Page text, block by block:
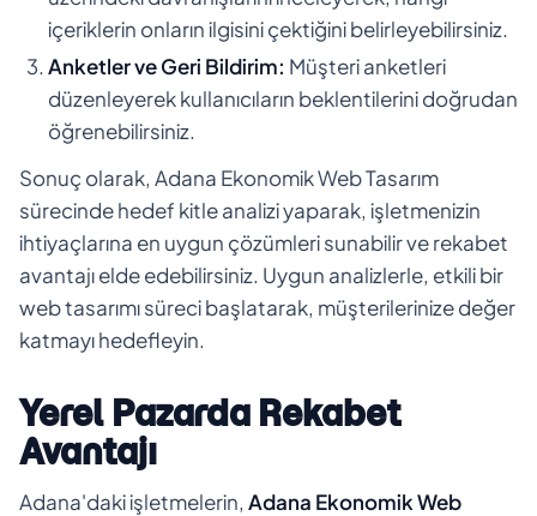
içeriklerin onların ilgisini çektiğini belirleyebilirsiniz.
Anketler ve Geri Bildirim: Müşteri anketleri
düzenleyerek kullanıcıların beklentilerini doğrudan
öğrenebilirsiniz.
Sonuç olarak, Adana Ekonomik Web Tasarım
sürecinde hedef kitle analizi yaparak, işletmenizin
ihtiyaçlarına en uygun çözümleri sunabilir ve rekabet
avantajı elde edebilirsiniz. Uygun analizlerle, etkili bir
web tasarımı süreci başlatarak, müşterilerinize değer
katmayı hedefleyin.
Yerel Pazarda Rekabet
Avantajı
Adana'daki işletmelerin, Adana Ekonomik Web